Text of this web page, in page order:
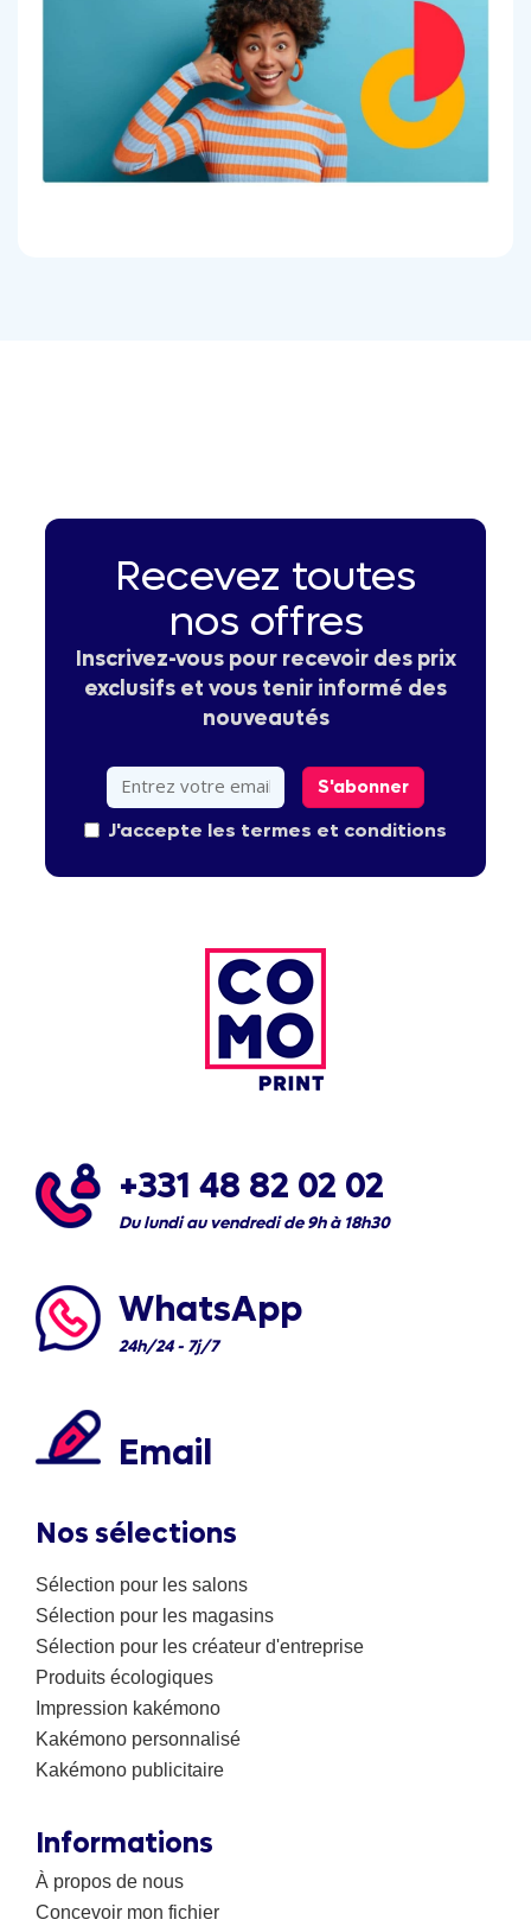
Recevez toutes
nos offres
Inscrivez-vous pour recevoir des prix
exclusifs et vous tenir informé des
nouveautés
S'abonner
J'accepte les termes et conditions
+331 48 82 02 02
Du lundi au vendredi de 9h à 18h30
WhatsApp
24h/24 - 7j/7
Email
Nos sélections
Sélection pour les salons
Sélection pour les magasins
Sélection pour les créateur d'entreprise
Produits écologiques
Impression kakémono
Kakémono personnalisé
Kakémono publicitaire
Informations
À propos de nous
Concevoir mon fichier